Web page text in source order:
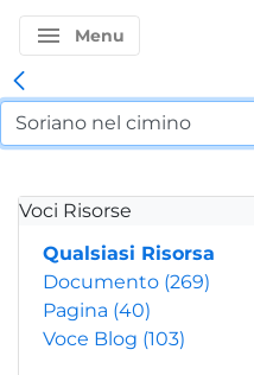
menu Menu
Voci Risorse
Qualsiasi Risorsa
Documento (269)
Pagina (40)
Voce Blog (103)